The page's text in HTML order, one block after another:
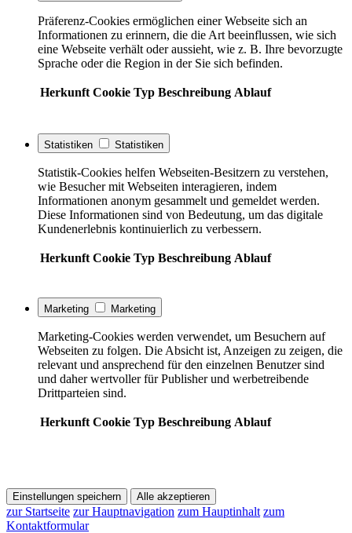
Präferenz-Cookies ermöglichen einer Webseite sich an
Informationen zu erinnern, die die Art beeinflussen, wie sich
eine Webseite verhält oder aussieht, wie z. B. Ihre bevorzugte
Sprache oder die Region in der Sie sich befinden.
Herkunft Cookie Typ Beschreibung Ablauf
Statistiken Statistiken
Statistik-Cookies helfen Webseiten-Besitzern zu verstehen,
wie Besucher mit Webseiten interagieren, indem
Informationen anonym gesammelt und gemeldet werden.
Diese Informationen sind von Bedeutung, um das digitale
Kundenerlebnis kontinuierlich zu verbessern.
Herkunft Cookie Typ Beschreibung Ablauf
Marketing Marketing
Marketing-Cookies werden verwendet, um Besuchern auf
Webseiten zu folgen. Die Absicht ist, Anzeigen zu zeigen, die
relevant und ansprechend für den einzelnen Benutzer sind
und daher wertvoller für Publisher und werbetreibende
Drittparteien sind.
Herkunft Cookie Typ Beschreibung Ablauf
Einstellungen speichern Alle akzeptieren
zur Startseite zur Hauptnavigation zum Hauptinhalt zum
Kontaktformular